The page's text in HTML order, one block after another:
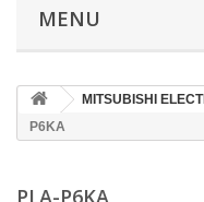
MENU
MITSUBISHI
P6KA
PLA-P6KA